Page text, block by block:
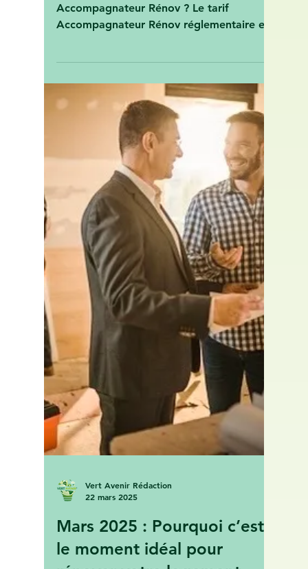
Vert Avenir Rédaction
23 mars 2025
Tarif Mon Accompagnateur
Rénov : pourquoi VERT
AVENIR est votre meilleur
choix 💼🏡
💶 Quel est le vrai tarif d’un
Accompagnateur Rénov ? Le tarif
Accompagnateur Rénov réglementaire est
plafonné à 2 000 € TTC, selon le décr